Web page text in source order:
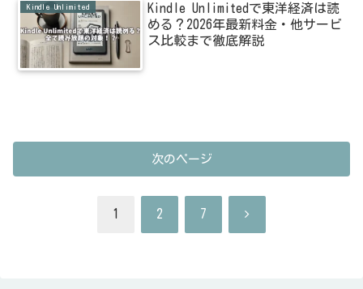
Kindle Unlimited
Kindle Unlimitedで東洋経済は読
める？2026年最新料金・他サービ
ス比較まで徹底解説
次のページ
1 2 7 次